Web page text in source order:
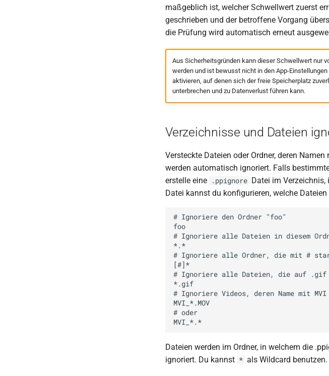
maßgeblich ist, welcher Schwellwert zuerst
geschrieben und der betroffene Vorgang
die Prüfung wird automatisch erneut
Aus Sicherheitsgründen kann dieser Schwellwert nur
werden und ist bewusst nicht in den App-
aktivieren, auf denen sich der freie Speicherplatz
unterbrechen und zu Datenverlust führen kann.
Verzeichnisse und Dateien
Versteckte Dateien oder Ordner, deren Namen
werden automatisch ignoriert. Falls
erstelle eine
.ppignore Datei im Verzeichnis,
Datei kannst du konfigurieren, welche
# Ignoriere den Ordner "foo"
foo
# Ignoriere alle Dateien in diesem
*.*
# Ignoriere alle Ordner, die mit #
[#]*
# Ignoriere alle Dateien, die auf .gif
*.gif
# Ignoriere Videos, deren Name mit
MVI_*.MOV
# oder
Dateien werden im Ordner, in welchem die
ignoriert. Du kannst * als Wildcard benutzen.